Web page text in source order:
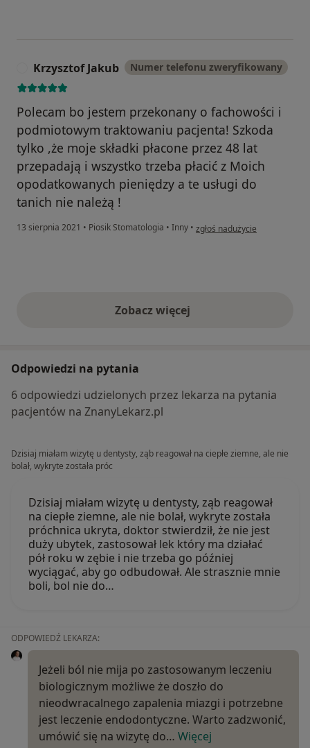
Krzysztof Jakub Numer telefonu zweryfikowany
Polecam bo jestem przekonany o fachowości i
podmiotowym traktowaniu pacjenta! Szkoda
tylko ,że moje składki płacone przez 48 lat
przepadają i wszystko trzeba płacić z Moich
opodatkowanych pieniędzy a te usługi do
tanich nie należą !
13 sierpnia 2021 • Piosik Stomatologia • Inny • w opinii użytkownika
zgłoś nadużycie
Zobacz więcejopinie powyżej
Odpowiedzi na pytania
6 odpowiedzi udzielonych przez lekarza na pytania
pacjentów na ZnanyLekarz.pl
Dzisiaj miałam wizytę u dentysty, ząb reagował na ciepłe ziemne, ale nie
bolał, wykryte została próc
Dzisiaj miałam wizytę u dentysty, ząb reagował
na ciepłe ziemne, ale nie bolał, wykryte została
próchnica ukryta, doktor stwierdził, że nie jest
duży ubytek, zastosował lek który ma działać
pół roku w zębie i nie trzeba go później
wyciągać, aby go odbudował. Ale strasznie mnie
boli, bol nie do…
ODPOWIEDŹ LEKARZA:
Jeżeli ból nie mija po zastosowanym leczeniu
biologicznym możliwe że doszło do
nieodwracalnego zapalenia miazgi i potrzebne
jest leczenie endodontyczne. Warto zadzwonić,
umówić się na wizytę do… Więcej